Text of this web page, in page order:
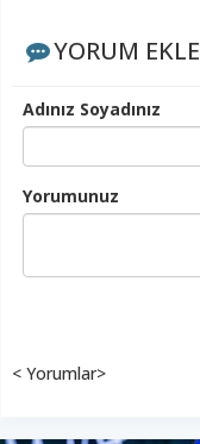
YORUM EKLE
Adınız Soyadınız
Yorumunuz
< Yorumlar>